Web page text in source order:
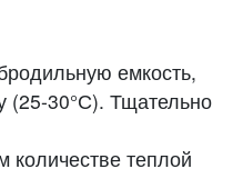
емкость,
(25-30°С). Тщательно
теплой